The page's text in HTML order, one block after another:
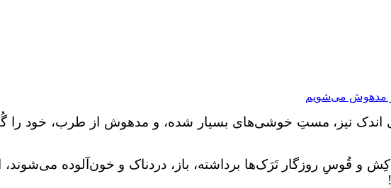
اندک نیز، مستِ خوشی‌های بسیار شده، و مدهوش از طرب، خود را
قُوسِ روزگار تَرَک‌ها برداشته، باز، دردناک و خون‌آلوده می‌شوند،